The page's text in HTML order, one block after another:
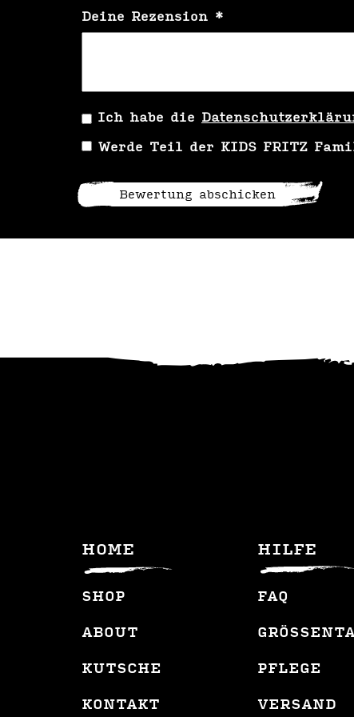
Deine Rezension *
Ich habe die
Werde Teil der KIDS FRITZ
HOME
SHOP
ABOUT
KUTSCHE
KONTAKT
HILFE
FAQ
PFLEGE
VERSAND